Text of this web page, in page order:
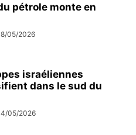
pétrole monte en
05/2026
israéliennes
dans le sud du
05/2026